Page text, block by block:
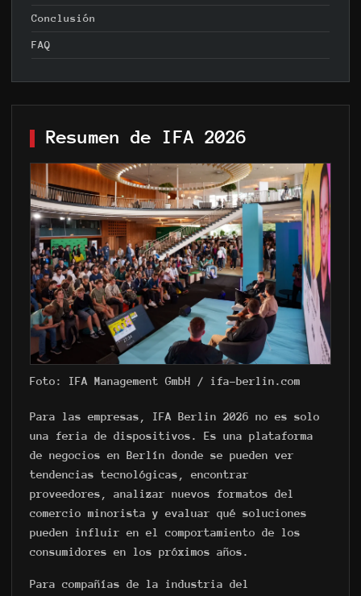
Conclusión
FAQ
Resumen de IFA 2026
Foto: IFA Management GmbH / ifa-berlin.com
Para las empresas, IFA Berlin 2026 no es solo
una feria de dispositivos. Es una plataforma
de negocios en Berlín donde se pueden ver
tendencias tecnológicas, encontrar
proveedores, analizar nuevos formatos del
comercio minorista y evaluar qué soluciones
pueden influir en el comportamiento de los
consumidores en los próximos años.
Para compañías de la industria del